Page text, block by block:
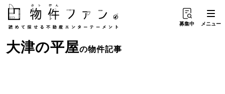
募集中 メニュー
大津の平屋の物件記事